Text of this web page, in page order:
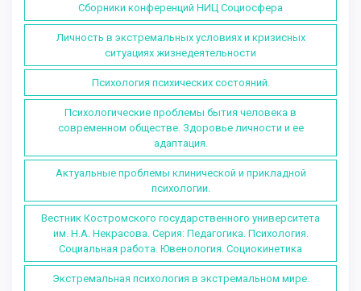
Сборники конференций НИЦ Социосфера
Личность в экстремальных условиях и кризисных
ситуациях жизнедеятельности
Психология психических состояний.
Психологические проблемы бытия человека в
современном обществе. Здоровье личности и ее
адаптация.
Актуальные проблемы клинической и прикладной
психологии.
Вестник Костромского государственного университета
им. Н.А. Некрасова. Серия: Педагогика. Психология.
Социальная работа. Ювенология. Социокинетика
Экстремальная психология в экстремальном мире.